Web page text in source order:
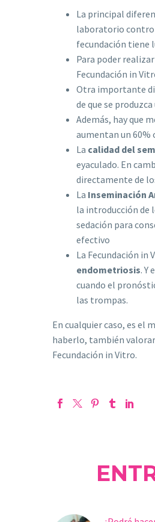
La principal
laboratorio
fecundación tiene
Para poder
Fecundación in
Otra importante
de que se
Además, hay que
aumentan un 60%
La calidad del
eyaculado. En
directamente de
La Inseminación
la introducción de
sedación para
efectivo
La Fecundación
endometriosis. Y
cuando el
las trompas.
En cualquier caso, es el
haberlo, también
Fecundación in Vitro.